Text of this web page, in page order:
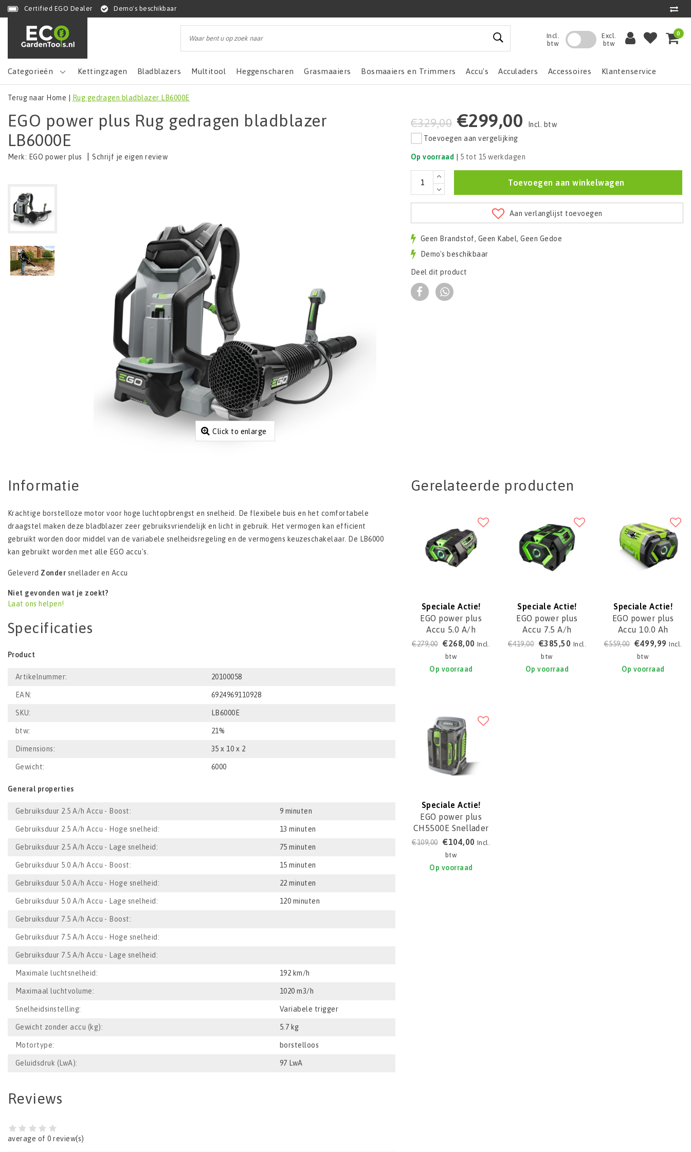
Certified EGO Dealer Demo's beschikbaar
Incl.
btw
Excl.
btw
0
Categorieën Kettingzagen Bladblazers Multitool Heggenscharen Grasmaaiers Bosmaaiers en Trimmers Accu's Acculaders Accessoires Klantenservice
Terug naar Home Rug gedragen bladblazer LB6000E
EGO power plus Rug gedragen bladblazer
LB6000E
Merk: EGO power plus |Schrijf je eigen review
Click to enlarge
€329,00 €299,00
Incl. btw
Toevoegen aan vergelijking
Op voorraad 5 tot 15 werkdagen
Toevoegen aan winkelwagen
Aan verlanglijst toevoegen
Geen Brandstof, Geen Kabel, Geen Gedoe
Demo's beschikbaar
Deel dit product
Informatie
Krachtige borstelloze motor voor hoge luchtopbrengst en snelheid. De flexibele buis en het comfortabele
draagstel maken deze bladblazer zeer gebruiksvriendelijk en licht in gebruik. Het vermogen kan efficient
gebruikt worden door middel van de variabele snelheidsregeling en de vermogens keuzeschakelaar. De LB6000
kan gebruikt worden met alle EGO accu's.
Geleverd Zonder snellader en Accu
Niet gevonden wat je zoekt?
Laat ons helpen!
Specificaties
Product
Artikelnummer: 20100058
EAN: 6924969110928
SKU: LB6000E
btw: 21%
Dimensions: 35 x 10 x 2
Gewicht: 6000
General properties
Gebruiksduur 2.5 A/h Accu - Boost: 9 minuten
Gebruiksduur 2.5 A/h Accu - Hoge snelheid: 13 minuten
Gebruiksduur 2.5 A/h Accu - Lage snelheid: 75 minuten
Gebruiksduur 5.0 A/h Accu - Boost: 15 minuten
Gebruiksduur 5.0 A/h Accu - Hoge snelheid: 22 minuten
Gebruiksduur 5.0 A/h Accu - Lage snelheid: 120 minuten
Gebruiksduur 7.5 A/h Accu - Boost:
Gebruiksduur 7.5 A/h Accu - Hoge snelheid:
Gebruiksduur 7.5 A/h Accu - Lage snelheid:
Maximale luchtsnelheid: 192 km/h
Maximaal luchtvolume: 1020 m3/h
Snelheidsinstelling: Variabele trigger
Gewicht zonder accu (kg): 5.7 kg
Motortype: borstelloos
Geluidsdruk (LwA): 97 LwA
Reviews
average of 0 review(s)
Gerelateerde producten
Speciale Actie!
EGO power plus
Accu 5.0 A/h
BA2800T
€279,00 €268,00 Incl.
btw
Op voorraad
Speciale Actie!
EGO power plus
Accu 7.5 A/h
BA4200T
€419,00 €385,50 Incl.
btw
Op voorraad
Speciale Actie!
EGO power plus
Accu 10.0 Ah
BA5600T
€559,00 €499,99 Incl.
btw
Op voorraad
Speciale Actie!
EGO power plus
CH5500E Snellader
€109,00 €104,00 Incl.
btw
Op voorraad